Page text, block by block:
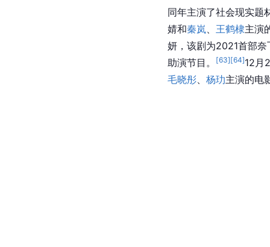
同年主演了社会现实题
婧和秦岚 王鹤棣主演
妍，该剧为2021首部
助演节目。
[63][64]12月
毛晓彤
杨玏主演的电